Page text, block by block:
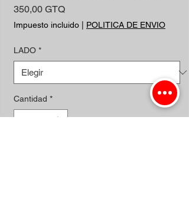
350,00 GTQPrecio
Impuesto incluido POLITICA DE ENVIO
LADO *
Cantidad *